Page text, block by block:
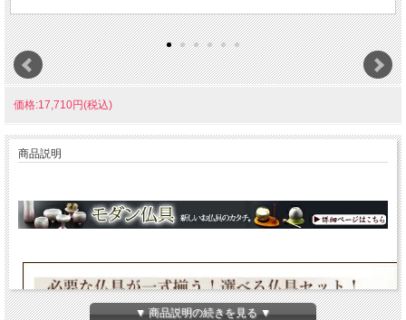
価格:17,710円(税込)
商品説明
▼ 商品説明の続きを見る ▼